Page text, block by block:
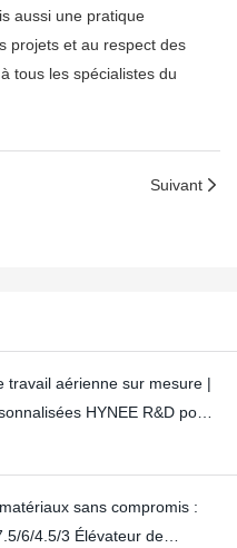
aussi une pratique
projets et au respect des
tous les spécialistes du
Suivant
travail aérienne sur mesure |
HYNEE R&D pour
sans compromis :
6/4.5/3 Élévateur de